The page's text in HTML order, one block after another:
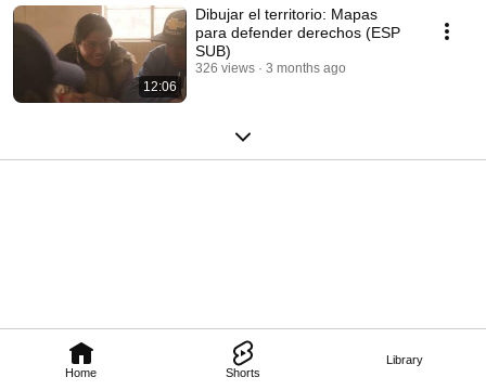
Home Shorts
Library
12:06
Dibujar el territorio: Mapas
para defender derechos (ESP
SUB)
326 views 3 months ago